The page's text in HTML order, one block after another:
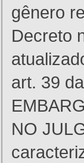
gênero
Decreto
art. 39
NO